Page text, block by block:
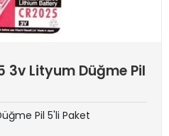
3v Lityum Düğme Pil
Pil 5'li Paket